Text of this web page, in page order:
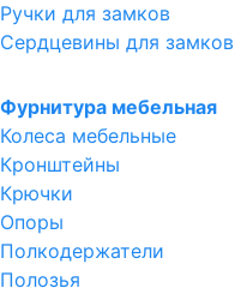
Ручки для замков
Сердцевины для замков
Фурнитура мебельная
Колеса мебельные
Кронштейны
Крючки
Опоры
Полкодержатели
Полозья